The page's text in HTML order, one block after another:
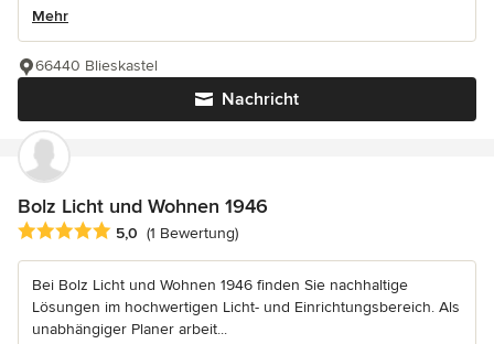
Mehr
Nachricht
66440 Blieskastel
Bolz Licht und Wohnen 1946
Durchschnittliche Bewertung: 5 von 5 Sternen
5,0 (1 Bewertung)
Bei Bolz Licht und Wohnen 1946 finden Sie nachhaltige
Lösungen im hochwertigen Licht- und Einrichtungsbereich. Als
unabhängiger Planer arbeit...